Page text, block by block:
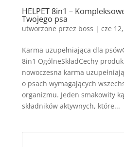
HELPET 8in1 –
Twojego psa
utworzone przez boss | cze
Karma uzupełniająca dla
8in1 OgólneSkładCechy
nowoczesna karma
o psach wymagających
organizmu. Jeden smakowity
składników aktywnych, które...